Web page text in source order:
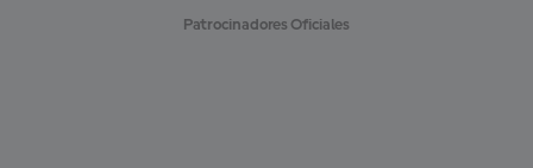
Patrocinadores Oficiales